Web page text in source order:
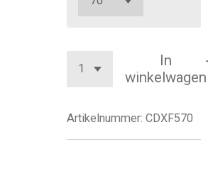
In
winkelwagen
Artikelnummer: CDXF570